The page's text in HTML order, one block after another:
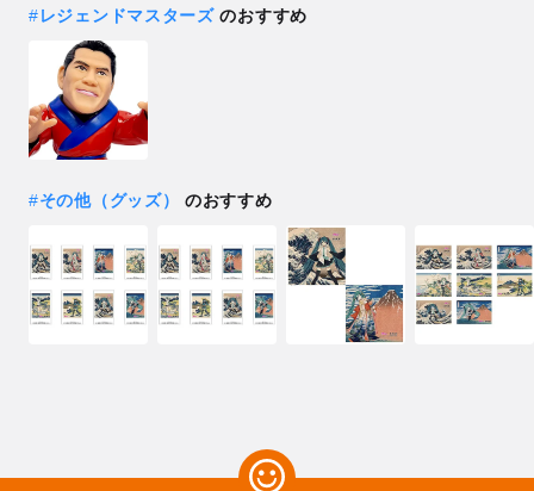
#レジェンドマスターズのおすすめ
#その他（グッズ） のおすすめ